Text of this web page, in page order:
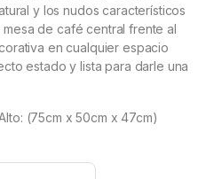
y los nudos característicos
de café central frente al
en cualquier espacio
estado y lista para darle una
(75cm x 50cm x 47cm)